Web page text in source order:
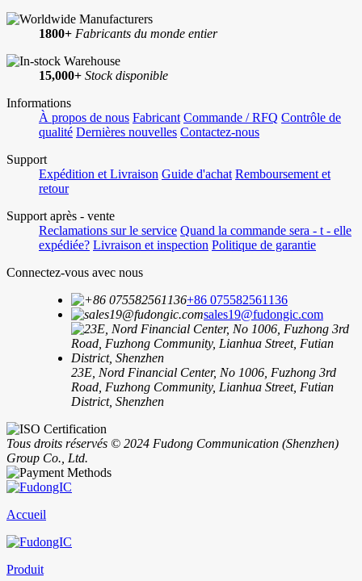
1800+ Fabricants du monde entier
15,000+ Stock disponible
Informations
À propos de nous Fabricant Commande / RFQ Contrôle de
qualité Dernières nouvelles Contactez-nous
Support
Expédition et Livraison Guide d'achat Remboursement et
retour
Support après - vente
Reclamations sur le service Quand la commande sera - t - elle
expédiée? Livraison et inspection Politique de garantie
Connectez-vous avec nous
+86 075582561136
sales19@fudongic.com
23E, Nord Financial Center, No 1006, Fuzhong 3rd
Road, Fuzhong Community, Lianhua Street, Futian
District, Shenzhen
Tous droits réservés © 2024 Fudong Communication (Shenzhen)
Group Co., Ltd.
Accueil
Produit